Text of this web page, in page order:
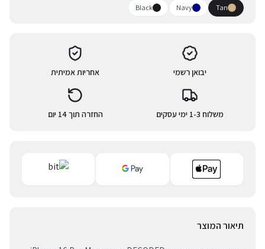
Tan
Navy
Black
יבואן רשמי אחריות אמיתית
משלוח 1-3 ימי עסקים החזרה תוך 14 יום
תיאור המוצר